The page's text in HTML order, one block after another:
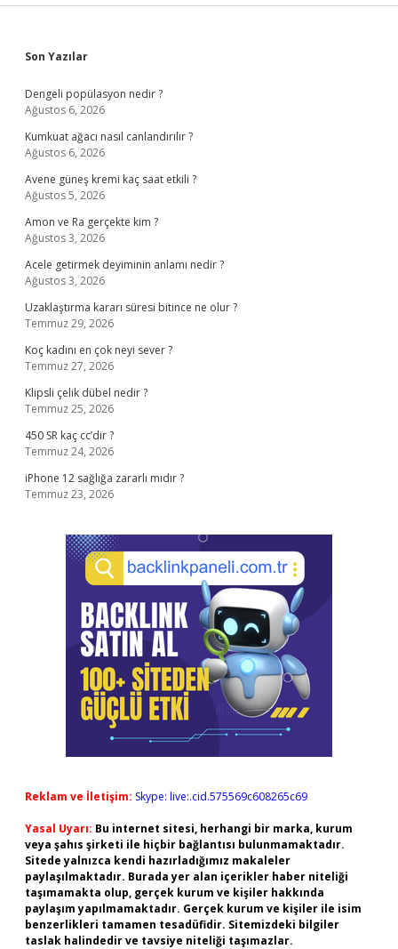
Sidebar
Son Yazılar
Dengeli popülasyon nedir ?
Ağustos 6, 2026
Kumkuat ağacı nasıl canlandırılır ?
Ağustos 6, 2026
Avene güneş kremi kaç saat etkili ?
Ağustos 5, 2026
Amon ve Ra gerçekte kim ?
Ağustos 3, 2026
Acele getirmek deyiminin anlamı nedir ?
Ağustos 3, 2026
Uzaklaştırma kararı süresi bitince ne olur ?
Temmuz 29, 2026
Koç kadını en çok neyi sever ?
Temmuz 27, 2026
Klipsli çelik dübel nedir ?
Temmuz 25, 2026
450 SR kaç cc’dir ?
Temmuz 24, 2026
iPhone 12 sağlığa zararlı mıdır ?
Temmuz 23, 2026
Reklam ve İletişim: Skype: live:.cid.575569c608265c69
Yasal Uyarı: Bu internet sitesi, herhangi bir marka, kurum
veya şahıs şirketi ile hiçbir bağlantısı bulunmamaktadır.
Sitede yalnızca kendi hazırladığımız makaleler
paylaşılmaktadır. Burada yer alan içerikler haber niteliği
taşımamakta olup, gerçek kurum ve kişiler hakkında
paylaşım yapılmamaktadır. Gerçek kurum ve kişiler ile isim
benzerlikleri tamamen tesadüfidir. Sitemizdeki bilgiler
taslak halindedir ve tavsiye niteliği taşımazlar.